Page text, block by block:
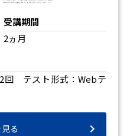
受講期間
2ヵ月
回 テスト形式：Webテ
る